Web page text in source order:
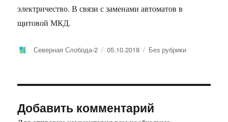
электричество. В связи с заменами автоматов в
щитовой МКД.
Автор
Северная Слобода-2 Опубликовано
05.10.2018 Рубрики
Без рубрики
Добавить комментарий